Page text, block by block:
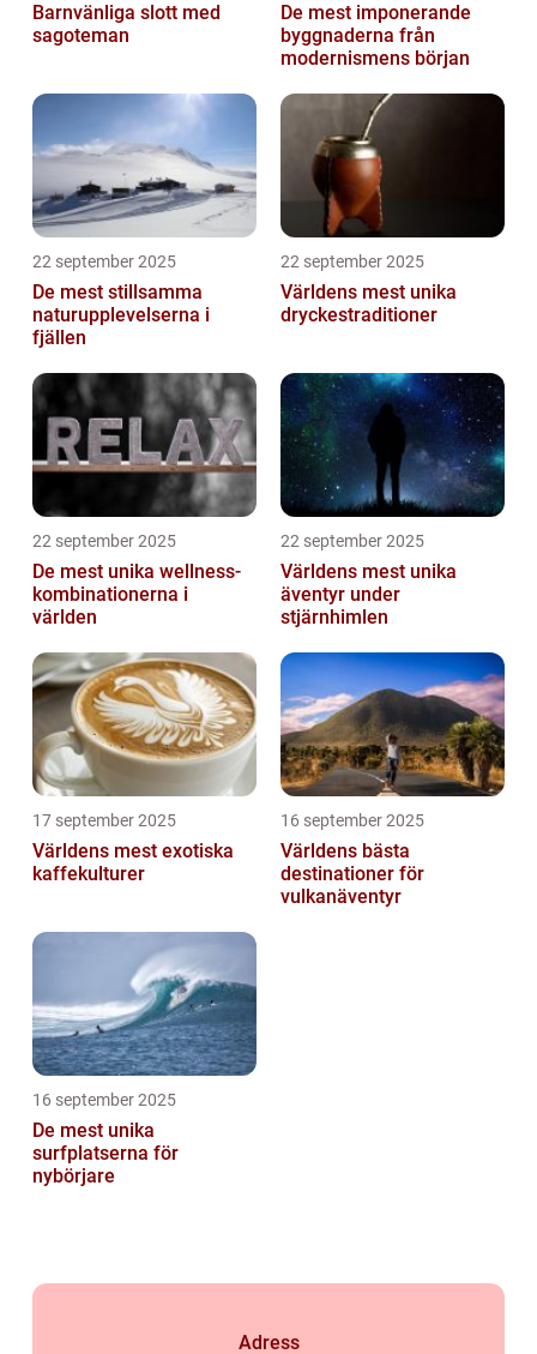
Barnvänliga slott med
sagoteman
De mest imponerande
byggnaderna från
modernismens början
22 september 2025
De mest stillsamma
naturupplevelserna i
fjällen
22 september 2025
Världens mest unika
dryckestraditioner
22 september 2025
De mest unika wellness-
kombinationerna i
världen
22 september 2025
Världens mest unika
äventyr under
stjärnhimlen
17 september 2025
Världens mest exotiska
kaffekulturer
16 september 2025
Världens bästa
destinationer för
vulkanäventyr
16 september 2025
De mest unika
surfplatserna för
nybörjare
Adress